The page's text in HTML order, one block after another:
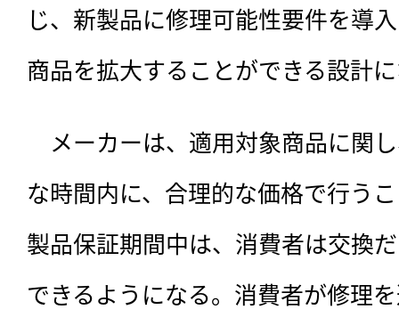
じ、新製品に修理可能性要件を導
商品を拡大することができる設計
メーカーは、適用対象商品に関
な時間内に、合理的な価格で行う
製品保証期間中は、消費者は交換
できるようになる。消費者が修理